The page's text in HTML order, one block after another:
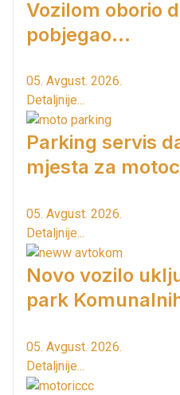
Vozilom oborio
pobjegao...
05. Avgust. 2026.
Detaljnije...
Parking servis
mjesta za
05. Avgust. 2026.
Detaljnije...
Novo vozilo
park
05. Avgust. 2026.
Detaljnije...